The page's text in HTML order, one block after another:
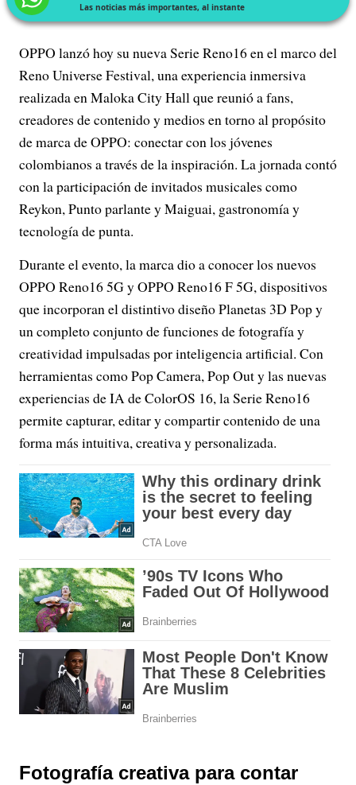
Las noticias más importantes, al instante
OPPO lanzó hoy su nueva Serie Reno16 en el marco del
Reno Universe Festival, una experiencia inmersiva
realizada en Maloka City Hall que reunió a fans,
creadores de contenido y medios en torno al propósito
de marca de OPPO: conectar con los jóvenes
colombianos a través de la inspiración. La jornada contó
con la participación de invitados musicales como
Reykon, Punto parlante y Maiguai, gastronomía y
tecnología de punta.
Durante el evento, la marca dio a conocer los nuevos
OPPO Reno16 5G y OPPO Reno16 F 5G, dispositivos
que incorporan el distintivo diseño Planetas 3D Pop y
un completo conjunto de funciones de fotografía y
creatividad impulsadas por inteligencia artificial. Con
herramientas como Pop Camera, Pop Out y las nuevas
experiencias de IA de ColorOS 16, la Serie Reno16
permite capturar, editar y compartir contenido de una
forma más intuitiva, creativa y personalizada.
Fotografía creativa para contar